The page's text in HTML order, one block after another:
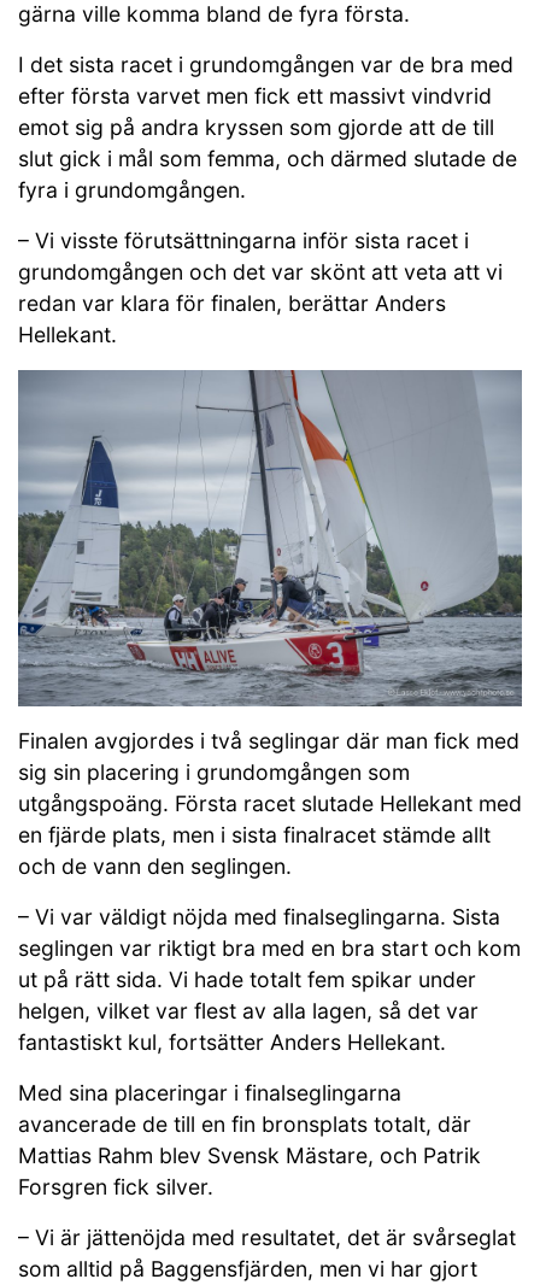
gärna ville komma bland de fyra första.
I det sista racet i grundomgången var de bra med
efter första varvet men fick ett massivt vindvrid
emot sig på andra kryssen som gjorde att de till
slut gick i mål som femma, och därmed slutade de
fyra i grundomgången.
– Vi visste förutsättningarna inför sista racet i
grundomgången och det var skönt att veta att vi
redan var klara för finalen, berättar Anders
Hellekant.
Finalen avgjordes i två seglingar där man fick med
sig sin placering i grundomgången som
utgångspoäng. Första racet slutade Hellekant med
en fjärde plats, men i sista finalracet stämde allt
och de vann den seglingen.
– Vi var väldigt nöjda med finalseglingarna. Sista
seglingen var riktigt bra med en bra start och kom
ut på rätt sida. Vi hade totalt fem spikar under
helgen, vilket var flest av alla lagen, så det var
fantastiskt kul, fortsätter Anders Hellekant.
Med sina placeringar i finalseglingarna
avancerade de till en fin bronsplats totalt, där
Mattias Rahm blev Svensk Mästare, och Patrik
Forsgren fick silver.
– Vi är jättenöjda med resultatet, det är svårseglat
som alltid på Baggensfjärden, men vi har gjort